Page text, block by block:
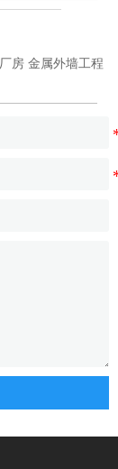
房 金属外墙工程